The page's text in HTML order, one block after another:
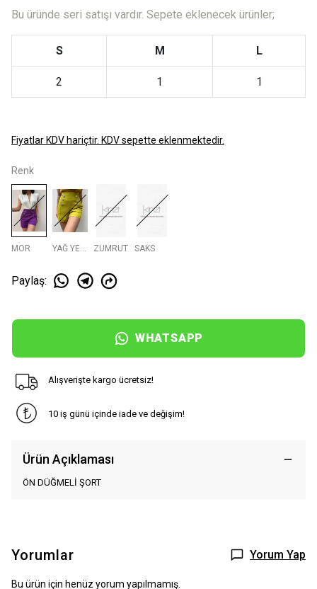
Bu üründe seri satışı vardır. Sepete eklenecek ürünler;
S M L
2 1 1
Fiyatlar KDV hariçtir. KDV sepette eklenmektedir.
Renk
MOR YAĞ YEŞİLİ ZUMRUT SAKS
Paylaş:
WHATSAPP
Alışverişte kargo ücretsiz!
10 iş günü içinde iade ve değişim!
Ürün Açıklaması
ÖN DÜĞMELİ ŞORT
Yorumlar Yorum Yap
Bu ürün için henüz yorum yapılmamış.